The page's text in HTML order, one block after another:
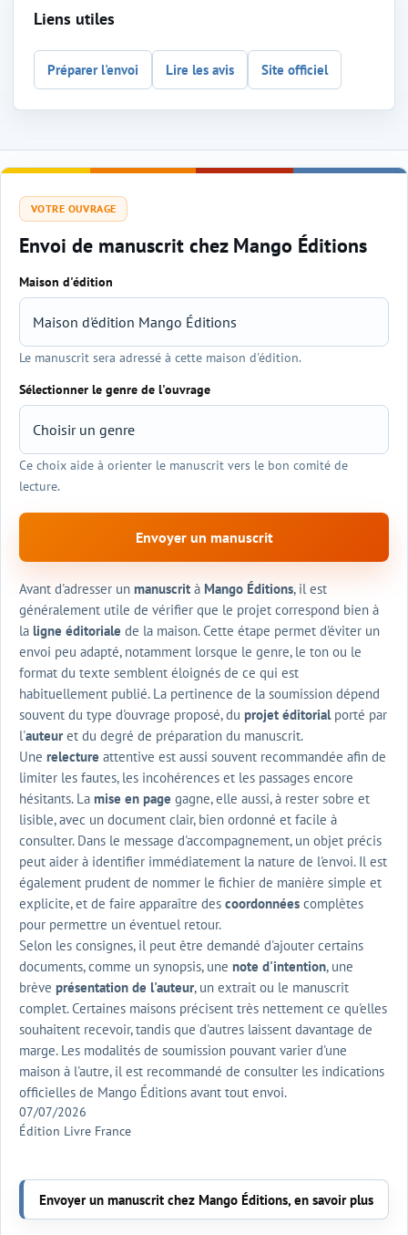
Liens utiles
Préparer l'envoi Lire les avis Site officiel
VOTRE OUVRAGE
Envoi de manuscrit chez Mango Éditions
Sélection de l'éditeur et du genre
Maison d'édition
Le manuscrit sera adressé à cette maison d'édition.
Sélectionner le genre de l'ouvrage
Ce choix aide à orienter le manuscrit vers le bon comité de
lecture.
Envoyer un manuscrit
Avant d'adresser un manuscrit à Mango Éditions, il est
généralement utile de vérifier que le projet correspond bien à
la ligne éditoriale de la maison. Cette étape permet d'éviter un
envoi peu adapté, notamment lorsque le genre, le ton ou le
format du texte semblent éloignés de ce qui est
habituellement publié. La pertinence de la soumission dépend
souvent du type d'ouvrage proposé, du projet éditorialporté par
l'auteuret du degré de préparation du manuscrit.
Une relecture attentive est aussi souvent recommandée afin de
limiter les fautes, les incohérences et les passages encore
hésitants. La mise en page gagne, elle aussi, à rester sobre et
lisible, avec un document clair, bien ordonné et facile à
consulter. Dans le message d'accompagnement, un objet précis
peut aider à identifier immédiatement la nature de l'envoi. Il est
également prudent de nommer le fichier de manière simple et
explicite, et de faire apparaître des coordonnées complètes
pour permettre un éventuel retour.
Selon les consignes, il peut être demandé d'ajouter certains
documents, comme un synopsis, une note d'intention, une
brève présentation de l'auteur, un extrait ou le manuscrit
complet. Certaines maisons précisent très nettement ce qu'elles
souhaitent recevoir, tandis que d'autres laissent davantage de
marge. Les modalités de soumission pouvant varier d'une
maison à l'autre, il est recommandé de consulter les indications
officielles de Mango Éditions avant tout envoi.
07/07/2026
Édition Livre France
Envoyer un manuscrit chez Mango Éditions, en savoir plus